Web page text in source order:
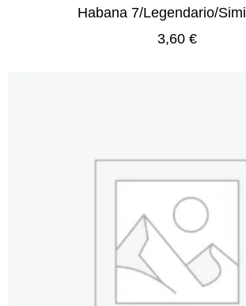
Habana 7/Legendario/
3,60 €